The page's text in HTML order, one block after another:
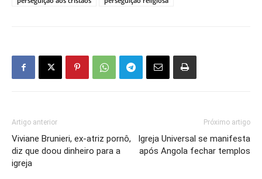
Artigo anterior
Viviane Brunieri, ex-atriz pornô,
diz que doou dinheiro para a
igreja
Próximo artigo
Igreja Universal se manifesta
após Angola fechar templos